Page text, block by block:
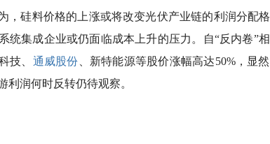
，硅料价格的上涨或将改变光伏产业链的利润分配
统集成企业或仍面临成本上升的压力。自“反内卷”
技、 通威股份 、新特能源等股价涨幅高达50%，显
利润何时反转仍待观察。